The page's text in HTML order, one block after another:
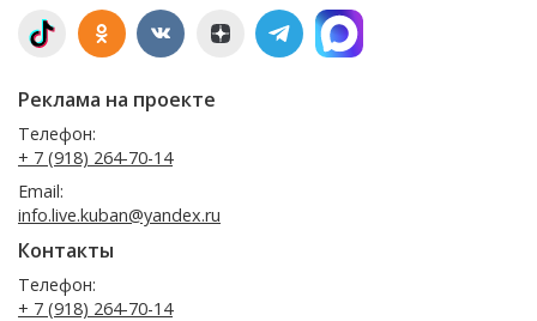
Реклама на проекте
Телефон:
+ 7 (918) 264-70-14
Email:
info.live.kuban@yandex.ru
Контакты
Телефон:
+ 7 (918) 264-70-14